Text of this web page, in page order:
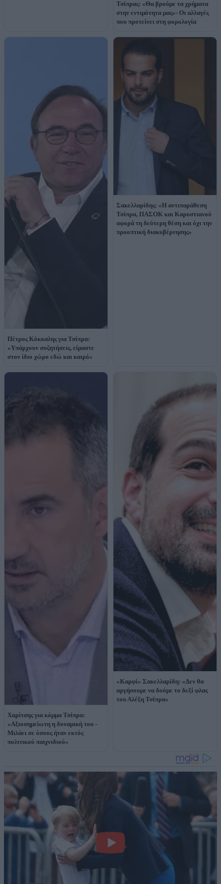
Τσίπρας: «Θα βρούμε τα χρήματα
στην εντιμότητα μας»- Οι αλλαγές
που προτείνει στη φορολογία
Πέτρος Κόκκαλης για Τσίπρα:
«Υπάρχουν συζητήσεις, είμαστε
στον ίδιο χώρο εδώ και καιρό»
Σακελλαρίδης: «Η αντιπαράθεση
Τσίπρα, ΠΑΣΟΚ και Καρυστιανού
αφορά τη δεύτερη θέση και όχι την
προοπτική διακυβέρνησης»
Χαρίτσης για κόμμα Τσίπρα:
«Αξιοσημείωτη η δυναμική του -
Μιλάει σε όσους ήταν εκτός
πολιτικού παιχνιδιού»
«Καρφί» Σακελλαρίδη: «Δεν θα
αργήσουμε να δούμε το δεξί φλας
του Αλέξη Τσίπρα»